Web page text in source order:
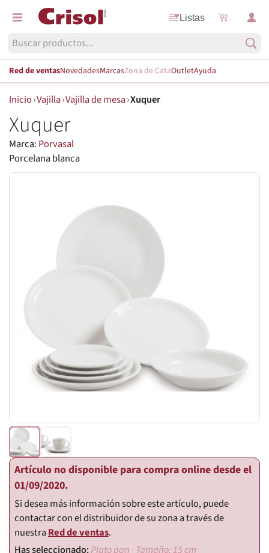
Listas
Red de ventasNovedadesMarcasZona de CataOutletAyuda
Inicio›Vajilla›Vajilla de mesa›Xuquer
Xuquer
Marca: Porvasal
Porcelana blanca
Artículo no disponible para compra online desde el
01/09/2020.
Si desea más información sobre este artículo, puede
contactar con el distribuidor de su zona a través de
nuestraRed de ventas.